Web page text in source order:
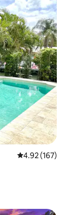
平均评分 4.92
4.92 (167)